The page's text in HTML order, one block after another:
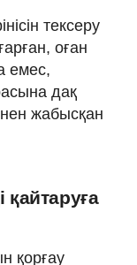
тексеру
оған
емес,
дақ
жабысқан
қайтаруға
қорғау